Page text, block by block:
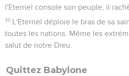
l'Eternel console son peuple, il
10 L'Eternel déploie le bras de sa
toutes les nations. Même les
salut de notre Dieu.
Quittez Babylone